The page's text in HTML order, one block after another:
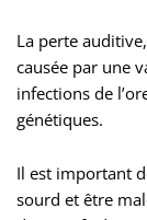
La perte
causée par une
infections de
génétiques.
Il est important
sourd et être